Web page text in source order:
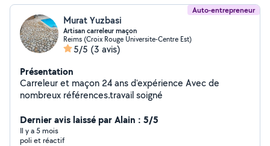
Auto-entrepreneur
Murat Yuzbasi
Artisan carreleur maçon
Reims (Croix Rouge Universite-Centre Est)
5/5 (3 avis)
Présentation
Carreleur et maçon 24 ans d'expérience Avec de
nombreux références.travail soigné
Dernier avis laissé par Alain : 5/5
Il y a 5 mois
poli et réactif